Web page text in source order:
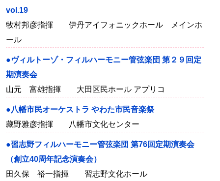
vol.19
牧村邦彦指揮 伊丹アイフォニックホール メインホ
ール
●ヴィルトーゾ・フィルハーモニー管弦楽団 第２９回定
期演奏会
山元 富雄指揮 大田区民ホール アプリコ
●八幡市民オーケストラ やわた市民音楽祭
藏野雅彦指揮 八幡市文化センター
●習志野フィルハーモニー管弦楽団 第76回定期演奏会
（創立40周年記念演奏会）
田久保 裕一指揮 習志野文化ホール